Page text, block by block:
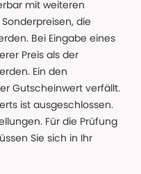
mit weiteren
die
Bei Eingabe eines
Preis als der
Ein den
Gutscheinwert verfällt.
ist ausgeschlossen.
Für die Prüfung
Sie sich in Ihr